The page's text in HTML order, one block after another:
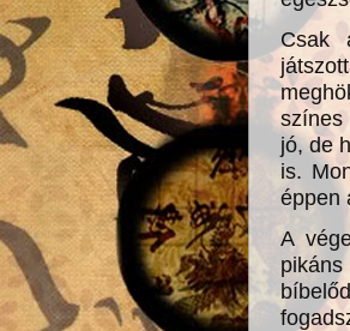
Csak
színes
jó, de
is.
éppen
A